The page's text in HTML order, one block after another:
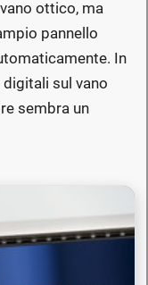
ottico, ma
pannello
In
sul vano
sembra un